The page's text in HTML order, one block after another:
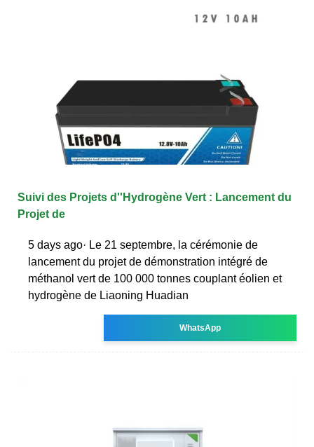
Suivi des Projets d''Hydrogène Vert : Lancement du
Projet de
5 days ago· Le 21 septembre, la cérémonie de
lancement du projet de démonstration intégré de
méthanol vert de 100 000 tonnes couplant éolien et
hydrogène de Liaoning Huadian
WhatsApp